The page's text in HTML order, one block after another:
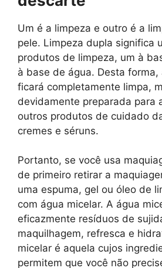
Um é a limpeza e outro é a
pele. Limpeza dupla significa
produtos de limpeza, um à
à base de água. Desta forma,
ficará completamente limpa,
devidamente preparada para
outros produtos de cuidado
cremes e séruns.
Portanto, se você usa
de primeiro retirar a
uma espuma, gel ou óleo de
com água micelar. A água
eficazmente resíduos de
maquilhagem, refresca e
micelar é aquela cujos
permitem que você não